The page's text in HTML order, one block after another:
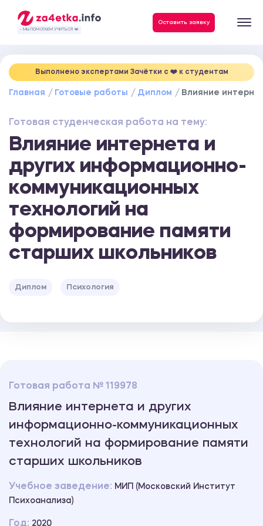
- МЫ ПОМОГАЕМ УЧИТЬСЯ ❤️
Оставить заявку
Выполнено экспертами Зачётки c ❤️ к студентам
Главная Готовые работы Диплом Влияние
Готовая студенческая работа на тему:
Влияние интернета и
других информационно-
коммуникационных
технологий на
формирование памяти
старших школьников
Диплом Психология
Готовая работа № 119978
Влияние интернета и других
информационно-коммуникационных
технологий на формирование памяти
старших школьников
Учебное заведение: МИП (Московский Институт
Психоанализа)
Год: 2020